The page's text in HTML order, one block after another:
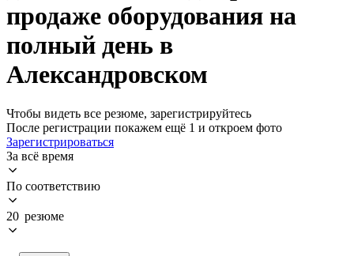
продаже оборудования на
полный день в
Александровском
Чтобы видеть все резюме, зарегистрируйтесь
После регистрации покажем ещё 1 и откроем фото
Зарегистрироваться
За всё время
По соответствию
20 резюме